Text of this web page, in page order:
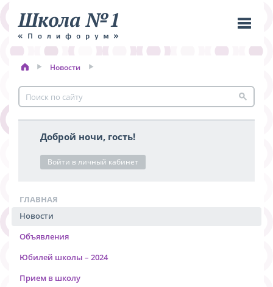
меню
Новости
Доброй ночи, гость!
Войти в личный кабинет
ГЛАВНАЯ
Новости
Объявления
Юбилей школы – 2024
Прием в школу